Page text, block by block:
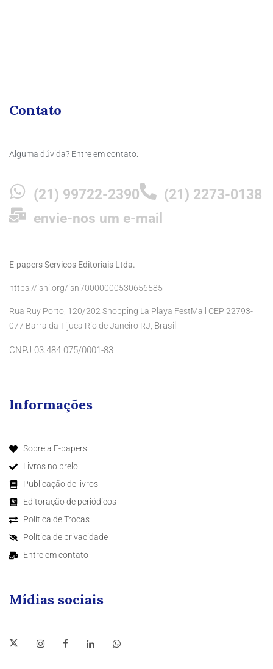
Contato
Alguma dúvida? Entre em contato:
(21) 99722-2390
(21) 2273-0138
envie-nos um e-mail
E-papers Servicos Editoriais Ltda.
https://isni.org/isni/0000000530656585
Rua Ruy Porto, 120/202 Shopping La Playa FestMall CEP 22793-
077 Barra da Tijuca Rio de Janeiro RJ, Brasil
CNPJ 03.484.075/0001-83
Informações
Sobre a E-papers
Livros no prelo
Publicação de livros
Editoração de periódicos
Política de Trocas
Política de privacidade
Entre em contato
Mídias sociais